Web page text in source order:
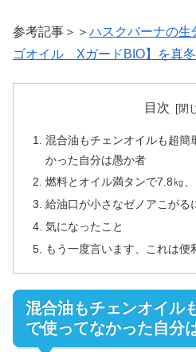
参考記事＞＞ ハスクバーナの生
ゴオイル XガードBIO】を真
目次
混合油もチェンオイルも超簡
かった自分は愚か者
燃料とオイル満タンで7.8㎏
給油口が小さなゼノアこがる
気になったこと
もう一度言います、これは便
混合油もチェンオイル
で使ってなかった自分